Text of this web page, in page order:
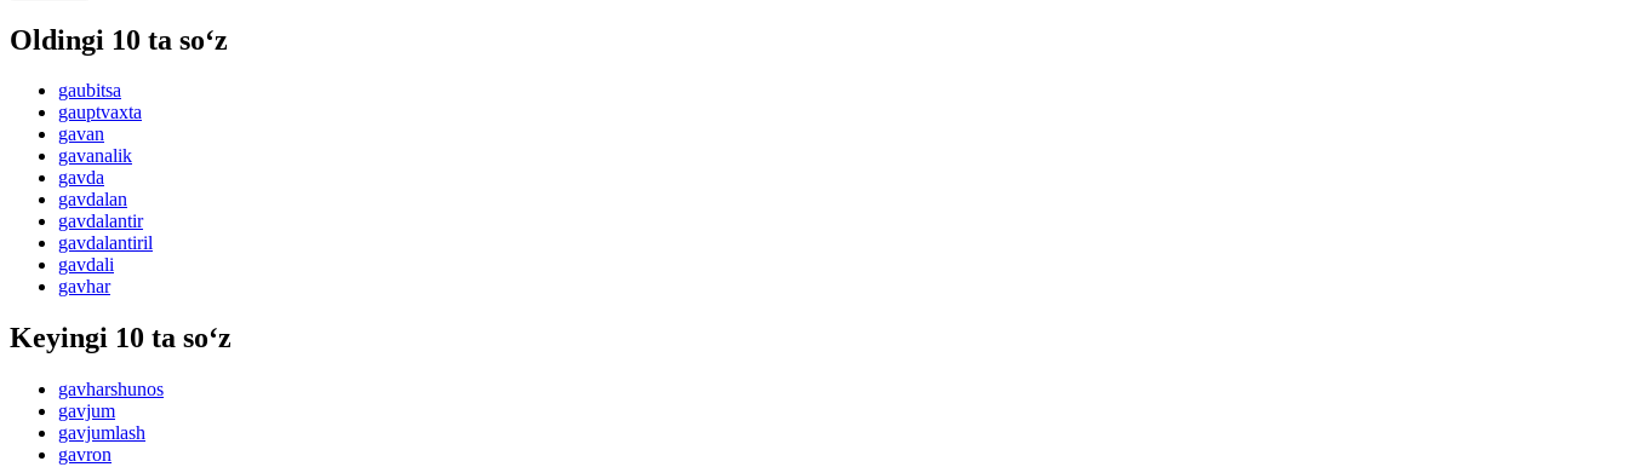
Oldingi 10 ta so‘z
gaubitsa
gauptvaxta
gavan
gavanalik
gavda
gavdalan
gavdalantir
gavdalantiril
gavdali
gavhar
Keyingi 10 ta so‘z
gavharshunos
gavjum
gavjumlash
gavron